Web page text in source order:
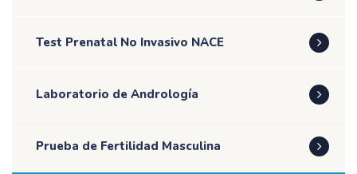
Test Prenatal No Invasivo NACE
Laboratorio de Andrología
Prueba de Fertilidad Masculina